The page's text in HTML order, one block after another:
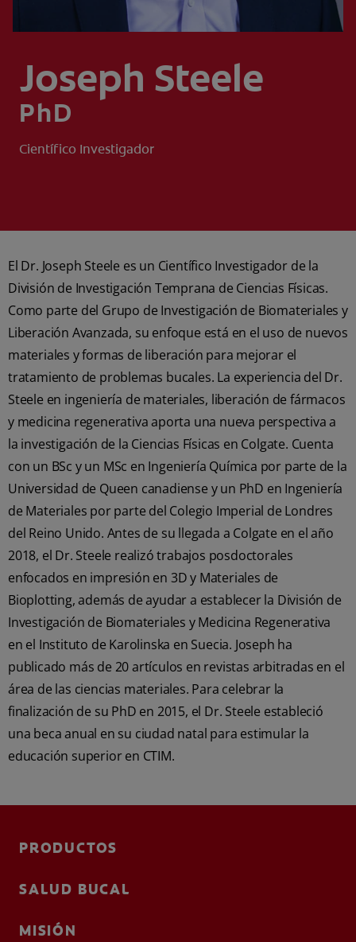
Joseph Steele
PhD
Científico Investigador
El Dr. Joseph Steele es un Científico Investigador de la
División de Investigación Temprana de Ciencias Físicas.
Como parte del Grupo de Investigación de Biomateriales y
Liberación Avanzada, su enfoque está en el uso de nuevos
materiales y formas de liberación para mejorar el
tratamiento de problemas bucales. La experiencia del Dr.
Steele en ingeniería de materiales, liberación de fármacos
y medicina regenerativa aporta una nueva perspectiva a
la investigación de la Ciencias Físicas en Colgate. Cuenta
con un BSc y un MSc en Ingeniería Química por parte de la
Universidad de Queen canadiense y un PhD en Ingeniería
de Materiales por parte del Colegio Imperial de Londres
del Reino Unido. Antes de su llegada a Colgate en el año
2018, el Dr. Steele realizó trabajos posdoctorales
enfocados en impresión en 3D y Materiales de
Bioplotting, además de ayudar a establecer la División de
Investigación de Biomateriales y Medicina Regenerativa
en el Instituto de Karolinska en Suecia. Joseph ha
publicado más de 20 artículos en revistas arbitradas en el
área de las ciencias materiales. Para celebrar la
finalización de su PhD en 2015, el Dr. Steele estableció
una beca anual en su ciudad natal para estimular la
educación superior en CTIM.
PRODUCTOS
SALUD BUCAL
MISIÓN